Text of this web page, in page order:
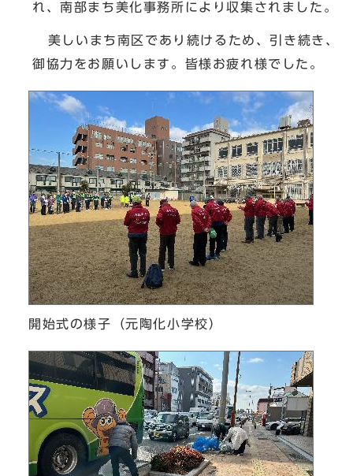
れ、南部まち美化事務所により収集されました。
美しいまち南区であり続けるため、引き続き、
御協力をお願いします。皆様お疲れ様でした。
開始式の様子（元陶化小学校）